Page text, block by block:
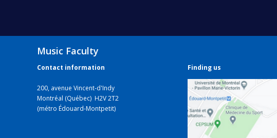
Music Faculty
Contact information
200, avenue Vincent-d'Indy
Montréal (Québec) H2V 2T2
(métro Édouard-Montpetit)
Finding us